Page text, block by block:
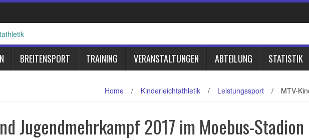
BREITENSPORT TRAINING VERANSTALTUNGEN ABTEILUNG STATISTIK
Home / Kinderleichtathletik / Leistungssport / MTV-
Jugendmehrkampf 2017 im Moebus-Stadion